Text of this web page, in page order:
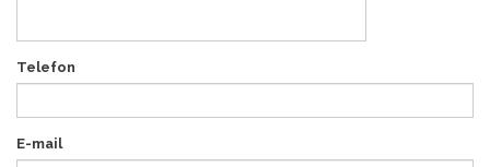
Telefon
E-mail